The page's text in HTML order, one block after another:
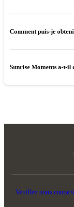
Upgrade:
Si vous ajoutez un
votre level, alors ce
Comment puis-je
Vous recevrez des
chaque mois, en
facture aura été établie:
Le montant éligible à la
Sunrise Moments a-t-il
Veuillez nous